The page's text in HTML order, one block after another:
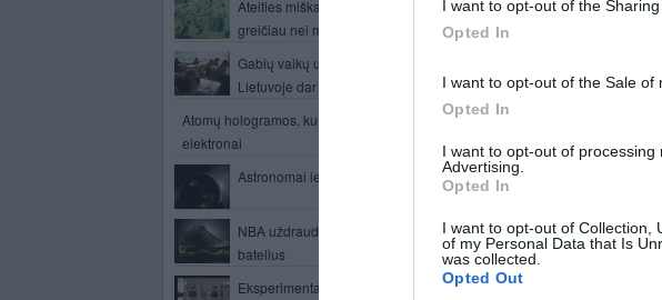
I want to opt-out of the
Opted In
I want to opt-out of the Sale of
Opted In
I want to opt-out of
Advertising.
Opted In
I want to opt-out of Collection,
of my Personal Data that Is
was collected.
Opted Out
Ateities miškai augs žymiai
greičiau nei manyta
Gabių vaikų ugdymo sistemos
Lietuvoje dar nėra
Atomų hologramos, kurias kuria patys
elektronai
Astronomai ieškos ateivių miestų
NBA uždraudė naudoti sportinius
batelius
Eksperimentas su nematomu